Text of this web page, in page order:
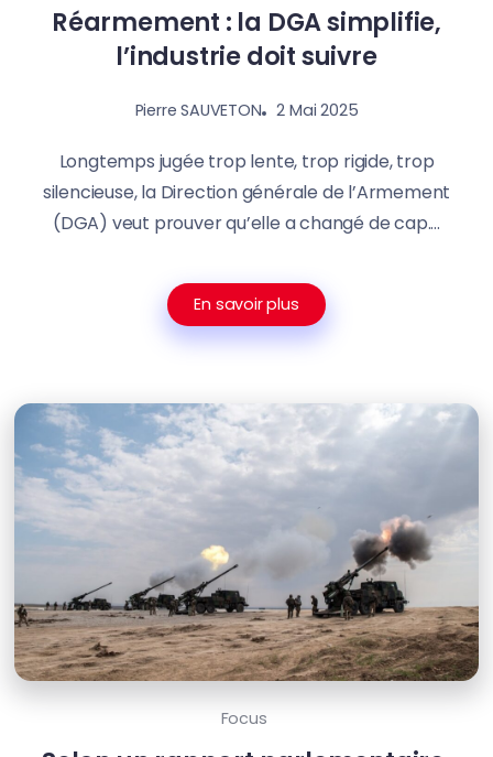
Réarmement : la DGA simplifie,
l’industrie doit suivre
Pierre SAUVETON 2 Mai 2025
Longtemps jugée trop lente, trop rigide, trop
silencieuse, la Direction générale de l’Armement
(DGA) veut prouver qu’elle a changé de cap....
En savoir plus
Focus